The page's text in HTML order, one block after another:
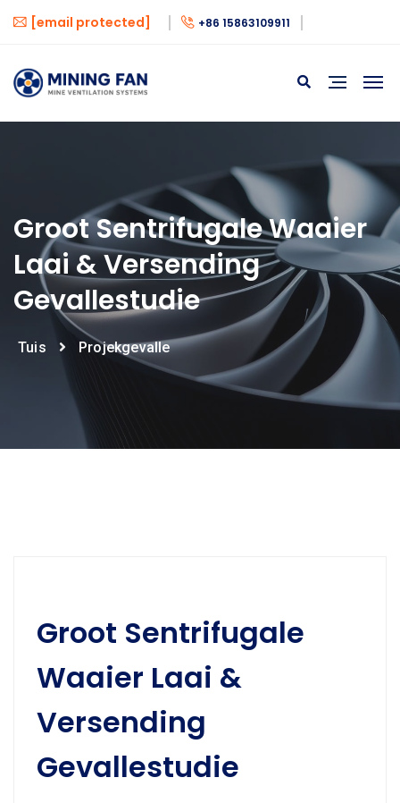
[email protected] +86 15863109911
Groot Sentrifugale Waaier
Laai & Versending
Gevallestudie
Tuis Projekgevalle
Groot Sentrifugale
Waaier Laai &
Versending
Gevallestudie